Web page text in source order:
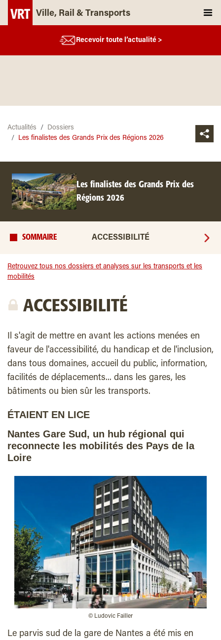
Ville, Rail & Transports
Recevoir toute l’actualité >
Actualités
Dossiers
Les finalistes des Grands Prix des Régions 2026
Les finalistes des Grands Prix des
Régions 2026
SOMMAIRE ACCESSIBILITÉ
Retrouvez tous nos dossiers et analyses sur les transports et les
mobilités
ACCESSIBILITÉ
Il s'agit de mettre en avant les actions menées en
faveur de l'accessibilité, du handicap et de l'inclusion,
dans tous domaines, accueil du public, information,
facilités de déplacements... dans les gares, les
bâtiments ou bien sûr les transports.
ÉTAIENT EN LICE
Nantes Gare Sud, un hub régional qui
reconnecte les mobilités des Pays de la
Loire
© Ludovic Failler
Le parvis sud de la gare de Nantes a été mis en